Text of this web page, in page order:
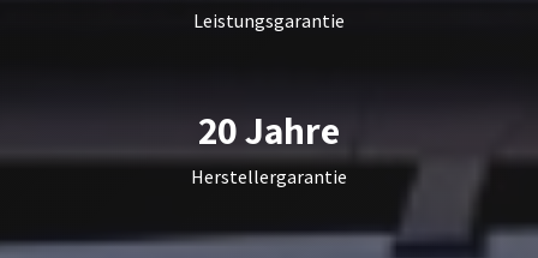
Leistungsgarantie
20 Jahre
Herstellergarantie